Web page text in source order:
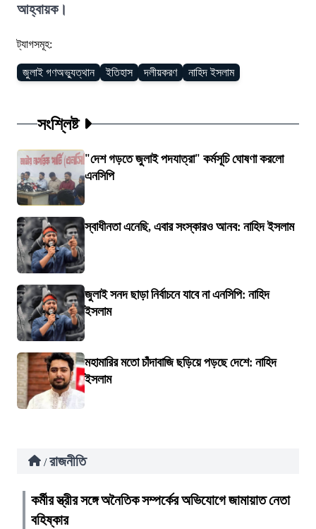
আহ্বায়ক।
ট্যাগসমূহ:
জুলাই গণঅভ্যুত্থান ইতিহাস দলীয়করণ নাহিদ ইসলাম
সংশ্লিষ্ট
"দেশ গড়তে জুলাই পদযাত্রা" কর্মসূচি ঘোষণা করলো
এনসিপি
স্বাধীনতা এনেছি, এবার সংস্কারও আনব: নাহিদ ইসলাম
জুলাই সনদ ছাড়া নির্বাচনে যাবে না এনসিপি: নাহিদ
ইসলাম
মহামারির মতো চাঁদাবাজি ছড়িয়ে পড়ছে দেশে: নাহিদ
ইসলাম
/ রাজনীতি
কর্মীর স্ত্রীর সঙ্গে অনৈতিক সম্পর্কের অভিযোগে জামায়াত নেতা
বহিষ্কার